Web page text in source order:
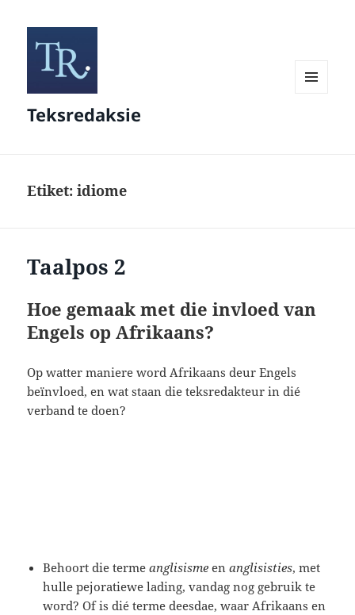
Teksredaksie
Etiket:idiome
Taalpos 2
Hoe gemaak met die invloed van
Engels op Afrikaans?
Op watter maniere word Afrikaans deur Engels
beïnvloed, en wat staan die teksredakteur in dié
verband te doen?
Behoort die termeanglisisme enanglisisties, met
hulle pejoratiewe lading, vandag nog gebruik te
word? Of is dié terme deesdae, waar Afrikaans en